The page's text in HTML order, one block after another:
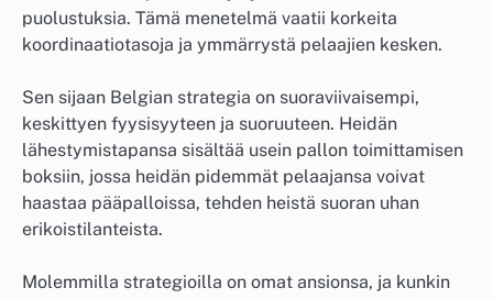
puolustuksia. Tämä menetelmä vaatii korkeita
koordinaatiotasoja ja ymmärrystä pelaajien kesken.
Sen sijaan Belgian strategia on suoraviivaisempi,
keskittyen fyysisyyteen ja suoruuteen. Heidän
lähestymistapansa sisältää usein pallon toimittamisen
boksiin, jossa heidän pidemmät pelaajansa voivat
haastaa pääpalloissa, tehden heistä suoran uhan
erikoistilanteista.
Molemmilla strategioilla on omat ansionsa, ja kunkin